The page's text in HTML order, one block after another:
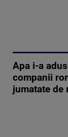
Apa i-a
companii
jumatate de